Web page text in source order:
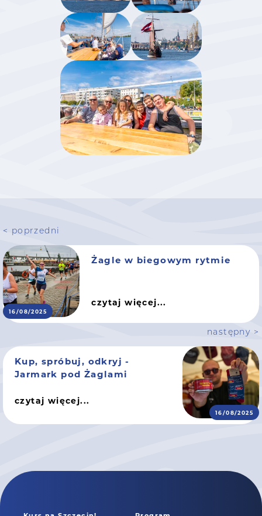
< poprzedni
16/08/2025
Żagle w biegowym rytmie
czytaj więcej...
następny >
16/08/2025
Kup, spróbuj, odkryj -
Jarmark pod Żaglami
czytaj więcej...